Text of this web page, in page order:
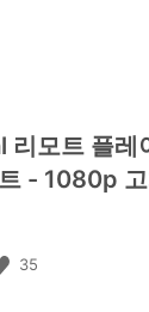
모트 플레
- 1080p
35